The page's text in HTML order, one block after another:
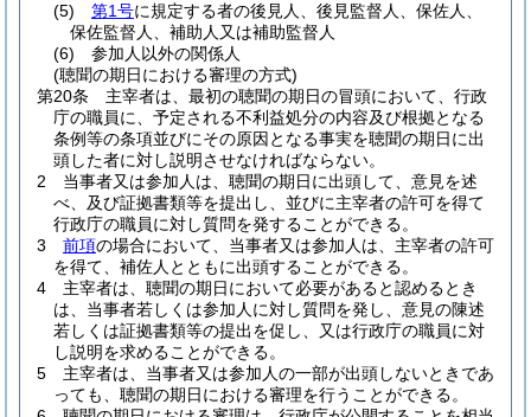
(5)
第1号に規定する者の後見人、後見監督人、保佐人、
保佐監督人、補助人又は補助監督人
(6)
参加人以外の関係人
(聴聞の期日における審理の方式)
第20条
主宰者は、最初の聴聞の期日の冒頭において、行政
庁の職員に、予定される不利益処分の内容及び根拠となる
条例等の条項並びにその原因となる事実を聴聞の期日に出
頭した者に対し説明させなければならない。
2
当事者又は参加人は、聴聞の期日に出頭して、意見を述
べ、及び証拠書類等を提出し、並びに主宰者の許可を得て
行政庁の職員に対し質問を発することができる。
3
前項の場合において、当事者又は参加人は、主宰者の許可
を得て、補佐人とともに出頭することができる。
4
主宰者は、聴聞の期日において必要があると認めるとき
は、当事者若しくは参加人に対し質問を発し、意見の陳述
若しくは証拠書類等の提出を促し、又は行政庁の職員に対
し説明を求めることができる。
5
主宰者は、当事者又は参加人の一部が出頭しないときであ
っても、聴聞の期日における審理を行うことができる。